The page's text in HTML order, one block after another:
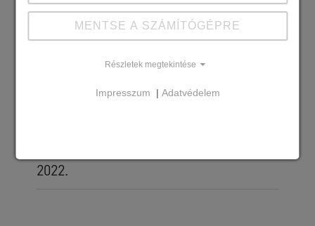
Szállított SW termékek
Mederelem
2022.
MENTSE A SZÁMÍTÓGÉPRE
Részletek megtekintése
Impresszum | Adatvédelem